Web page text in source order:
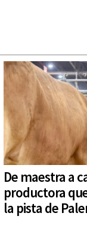
De maestra a
productora
la pista de